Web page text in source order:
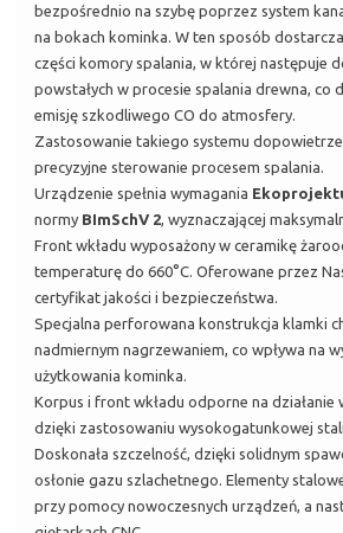
bezpośrednio na szybę poprzez system
na bokach kominka. W ten sposób
części komory spalania, w której następuje
powstałych w procesie spalania drewna, co
emisję szkodliwego CO do atmosfery.
Zastosowanie takiego systemu
precyzyjne sterowanie procesem spalania.
Urządzenie spełnia wymagania
normy BImSchV 2 , wyznaczającej
Front wkładu wyposażony w ceramikę
temperaturę do 660°C. Oferowane przez
certyfikat jakości i bezpieczeństwa.
Specjalna perforowana konstrukcja klamki
nadmiernym nagrzewaniem, co wpływa na
użytkowania kominka.
Korpus i front wkładu odporne na
dzięki zastosowaniu wysokogatunkowej stali.
Doskonała szczelność, dzięki solidnym
osłonie gazu szlachetnego. Elementy
przy pomocy nowoczesnych urządzeń, a